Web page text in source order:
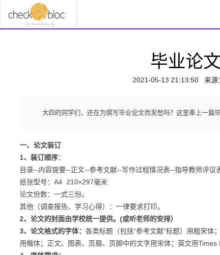
毕业论
2021-05-13 21:13:50来源
大四的同学们，还在为撰写毕业论文而发愁吗？这里奉上一篇
一、论文装订
1、装订顺序：
目录--内容提要--正文--参考文献--写作过程情况表--指导教师评议
纸张型号：A4 210×297毫米
论文份数：一式三份。
其他（调查报告、学习心得）：一律要求打印。
2、论文的封面由学校统一提供。(或听老师的安排）
3、论文格式的字体： 各类标题（包括“参考文献”标题）用粗宋
用楷体；正文、图表、页眉、页脚中的文字用宋体；英文用